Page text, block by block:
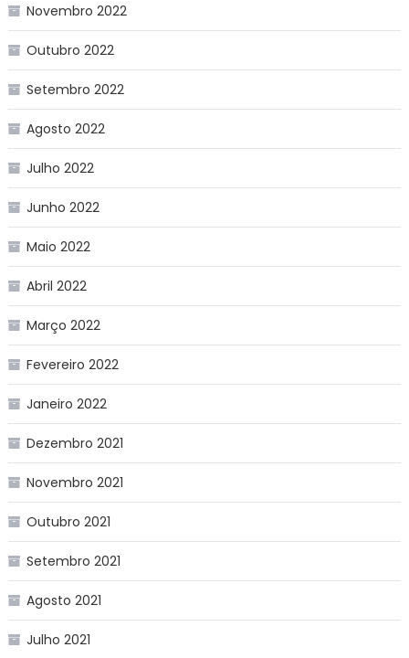
Novembro 2022
Outubro 2022
Setembro 2022
Agosto 2022
Julho 2022
Junho 2022
Maio 2022
Abril 2022
Março 2022
Fevereiro 2022
Janeiro 2022
Dezembro 2021
Novembro 2021
Outubro 2021
Setembro 2021
Agosto 2021
Julho 2021